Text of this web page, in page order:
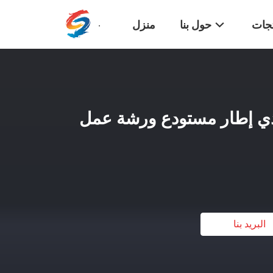
منزل حول بنا
إطار مستودع ورشة عمل
البريد بنا